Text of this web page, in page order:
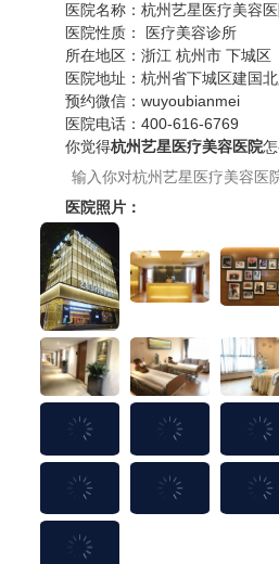
医院名称：杭州艺星医疗美容
医院性质：
医疗美容诊所
所在地区：浙江 杭州市 下城区
医院地址：杭州省下城区建国
预约微信：wuyoubianmei
医院电话：400-616-6769
你觉得杭州艺星医疗美容医院
医院照片：